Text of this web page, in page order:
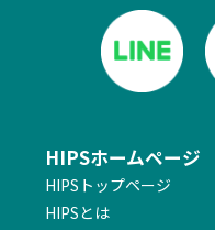
・2026/07/07 更新
【ホームステージャー】
「ライフ 片付け1級認定
・2026/07/07 更新
【ホームステージャー】
「2級認定講座」 受講生
＞
HIPSホームページ
HIPSトップページ
HIPSとは